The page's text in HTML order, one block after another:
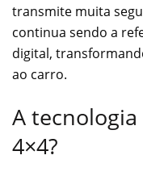
transmite muita
continua sendo a
digital,
ao carro.
A
4×4?